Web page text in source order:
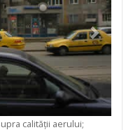
calității aerului;
de 10-100m;